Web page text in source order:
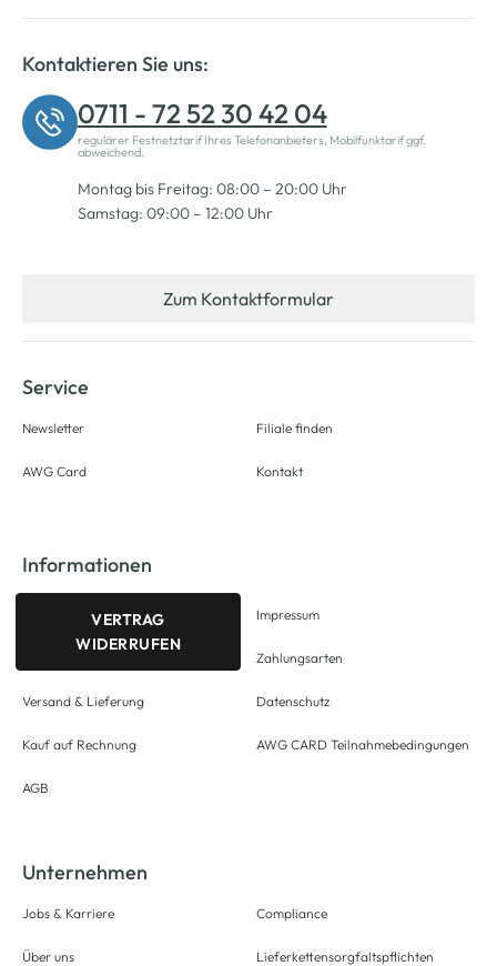
Kontaktieren Sie uns:
0711 - 72 52 30 42 04
regulärer Festnetztarif Ihres Telefonanbieters, Mobilfunktarif ggf.
abweichend.
Montag bis Freitag: 08:00 – 20:00 Uhr
Samstag: 09:00 – 12:00 Uhr
Zum Kontaktformular
Service
Newsletter
AWG Card
Filiale finden
Kontakt
Informationen
VERTRAG
WIDERRUFEN
Versand & Lieferung
Kauf auf Rechnung
AGB
Impressum
Zahlungsarten
Datenschutz
AWG CARD Teilnahmebedingungen
Unternehmen
Jobs & Karriere
Über uns
Compliance
Lieferkettensorgfaltspflichten